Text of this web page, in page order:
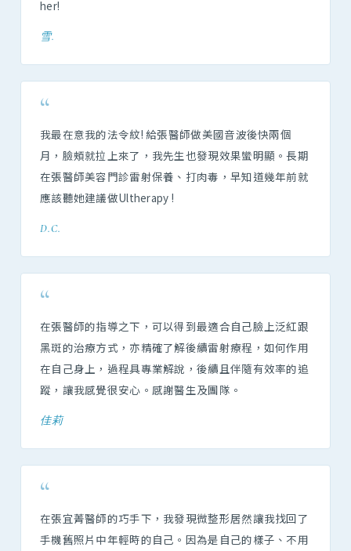
her!
雪.
“
我最在意我的法令紋! 給張醫師做美國音波後快兩個
月，臉頰就拉上來了，我先生也發現效果蠻明顯。長期
在張醫師美容門診雷射保養、打肉毒，早知道幾年前就
應該聽她建議做Ultherapy !
D.C.
“
在張醫師的指導之下，可以得到最適合自己臉上泛紅跟
黑斑的治療方式，亦精確了解後續雷射療程，如何作用
在自己身上，過程具專業解說，後續且伴隨有效率的追
蹤，讓我感覺很安心。感謝醫生及團隊。
佳莉
“
在張宜菁醫師的巧手下，我發現微整形居然讓我找回了
手機舊照片中年輕時的自己。因為是自己的樣子、不用